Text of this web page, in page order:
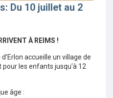
Du 10 juillet au 2
À REIMS !
accueille un village de
les enfants jusqu'à 12
âge :